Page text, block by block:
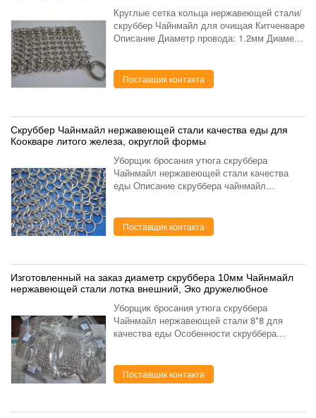
Круглые сетка кольца нержавеющей стали/
скруббер Чайнмайл для очищая Китченваре
Описание Диаметр провода: 1.2мм Диаметр
сплетенного кольца метал...
Поставщик контакта
Скруббер Чайнмайл нержавеющей стали качества еды для
Коокваре литого железа, округлой формы
Уборщик бросания утюга скруббера
Чайнмайл нержавеющей стали качества
еды Описание скруббера чайнмайл
чтобы очистить ваш коокваре литог...
Поставщик контакта
Изготовленный на заказ диаметр скруббера 10мм Чайнмайл
нержавеющей стали лотка внешний, Эко дружелюбное
Уборщик бросания утюга скруббера
Чайнмайл нержавеющей стали 8*8 для
качества еды Особенности скруббера
теплой водой и скруб. Сваренн...
Поставщик контакта